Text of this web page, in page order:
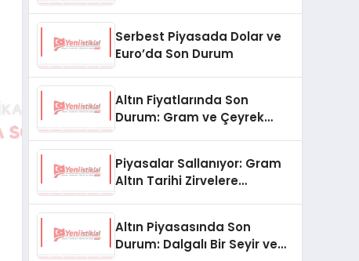
Serbest Piyasada Dolar ve
Euro’da Son Durum
Altın Fiyatlarında Son
Durum: Gram ve Çeyrek
Piyasalar Sallanıyor: Gram
Altın Tarihi Zirvelere
Altın Piyasasında Son
Durum: Dalgalı Bir Seyir ve